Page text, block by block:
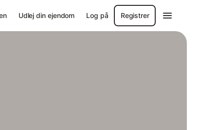
Udlej din ejendom Log på Registrer